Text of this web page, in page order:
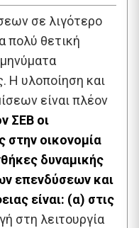
σε λιγότερο
πολύ θετική
Η υλοποίηση και
είναι πλέον
ΣΕΒ οι
στην οικονομία
δυναμικής
επενδύσεων και
είναι: (α) στις
στη λειτουργία